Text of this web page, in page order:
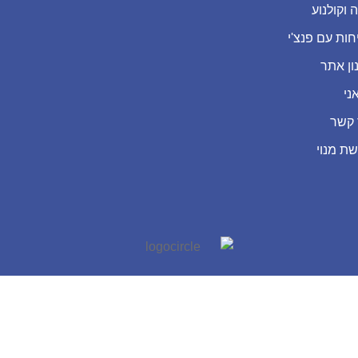
וקולנוע
עם פנצ'י
אתר
קשר
מנוי